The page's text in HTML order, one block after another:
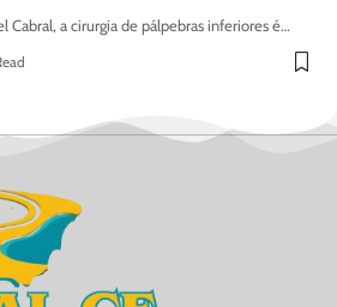
Cabral, a cirurgia de pálpebras inferiores é…